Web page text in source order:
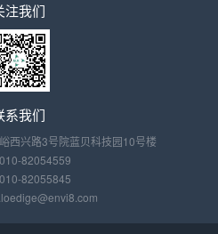
注我们
系我们
西兴路3号院蓝贝科技园10号楼
82054559
82055845